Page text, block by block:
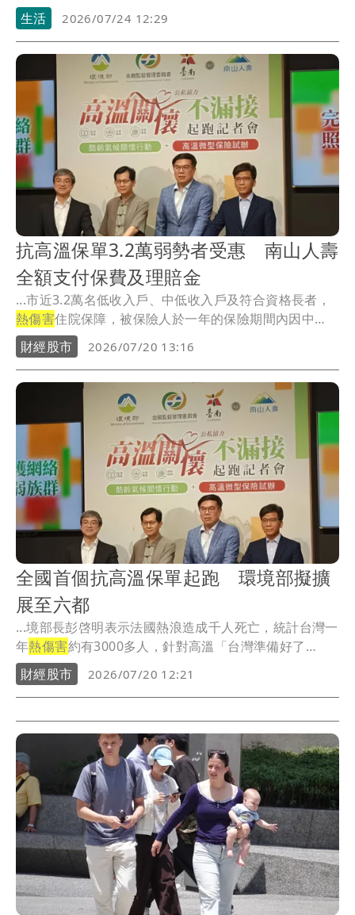
傷害。
生活 2026/07/24 12:29
抗高溫保單3.2萬弱勢者受惠 南山人壽
全額支付保費及理賠金
...市近3.2萬名低收入戶、中低收入戶及符合資格長者，
熱傷害住院保障，被保險人於一年的保險期間內因中
暑、...
財經股市 2026/07/20 13:16
全國首個抗高溫保單起跑 環境部擬擴
展至六都
...境部長彭啓明表示法國熱浪造成千人死亡，統計台灣一
年熱傷害約有3000多人，針對高溫「台灣準備好了
嗎？...
財經股市 2026/07/20 12:21